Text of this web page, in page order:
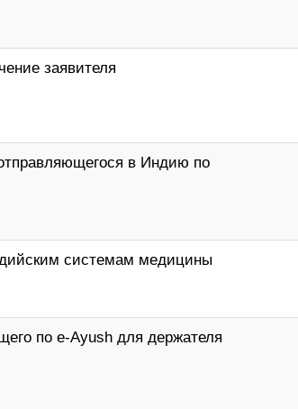
заявителя
в Индию по
системам медицины
по e-Ayush для держателя